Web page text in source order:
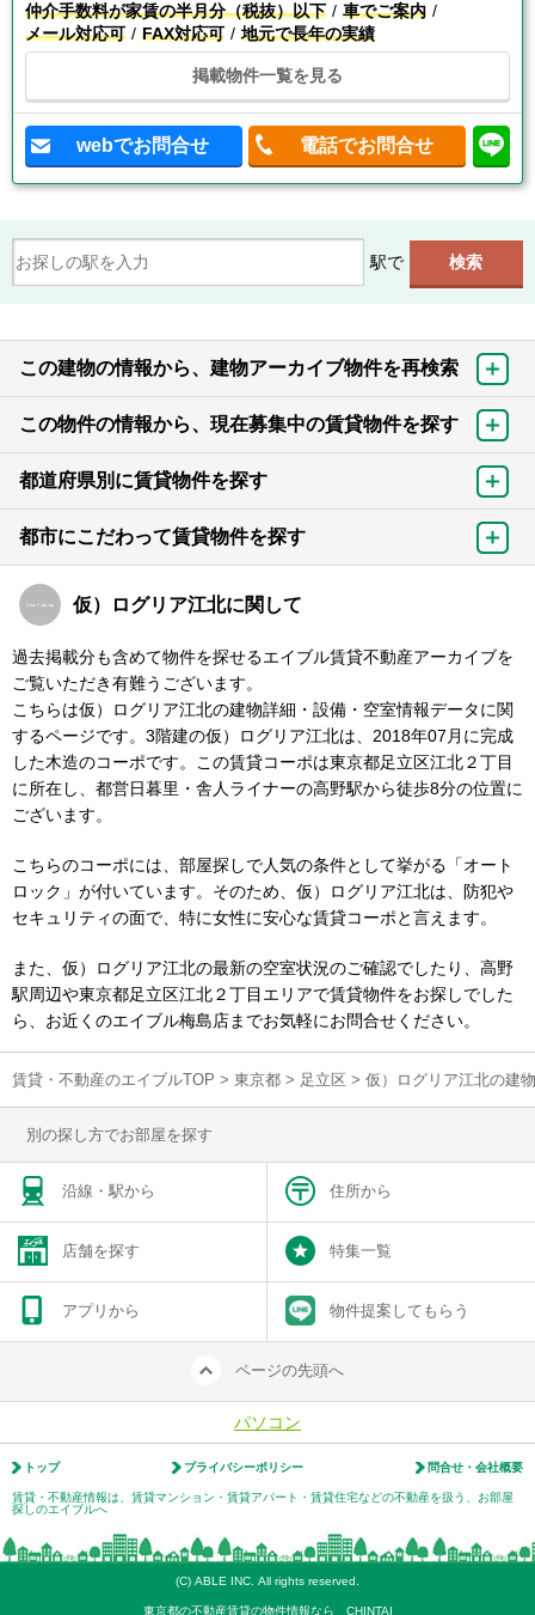
仲介手数料が家賃の半月分（税抜）以下
車でご案内
メール対応可
FAX対応可 地元で長年の実績
掲載物件一覧を見る
webでお問合せ 電話でお問合せ
駅で
この建物の情報から、建物アーカイブ物件を再検索
この物件の情報から、現在募集中の賃貸物件を探す
都道府県別に賃貸物件を探す
都市にこだわって賃貸物件を探す
仮）ログリア江北に関して
過去掲載分も含めて物件を探せるエイブル賃貸不動産アーカイブを
ご覧いただき有難うございます。
こちらは仮）ログリア江北の建物詳細・設備・空室情報データに関
するページです。3階建の仮）ログリア江北は、2018年07月に完成
した木造のコーポです。この賃貸コーポは東京都足立区江北２丁目
に所在し、都営日暮里・舎人ライナーの高野駅から徒歩8分の位置に
ございます。
こちらのコーポには、部屋探しで人気の条件として挙がる「オート
ロック」が付いています。そのため、仮）ログリア江北は、防犯や
セキュリティの面で、特に女性に安心な賃貸コーポと言えます。
また、仮）ログリア江北の最新の空室状況のご確認でしたり、高野
駅周辺や東京都足立区江北２丁目エリアで賃貸物件をお探しでした
ら、お近くのエイブル梅島店までお気軽にお問合せください。
賃貸・不動産のエイブルTOP > 東京都 > 足立区 > 仮）ログリア江北の建
別の探し方でお部屋を探す
沿線・駅から 住所から
店舗を探す 特集一覧
アプリから 物件提案してもらう
ページの先頭へ
パソコン
トップ プライバシーポリシー 問合せ・会社概要
賃貸・不動産情報は、賃貸マンション・賃貸アパート・賃貸住宅などの不動産を扱う、お部屋
探しのエイブルへ
(C) ABLE INC. All rights reserved.
東京都の不動産賃貸の物件情報なら CHINTAI